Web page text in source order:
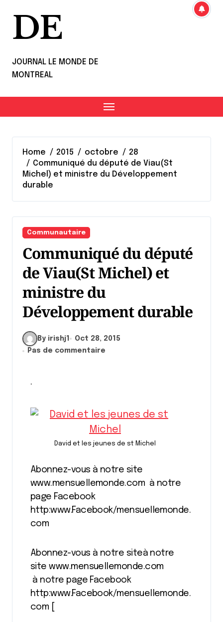
DE
JOURNAL LE MONDE DE
MONTREAL
Home 2015 octobre
28
Communiqué du député de Viau(St
Michel) et ministre du Développement
durable
Communautaire
Communiqué du député
de Viau(St Michel) et
ministre du
Développement durable
By irishj1
Oct 28, 2015
Pas de commentaire
.
David et les jeunes de st Michel
Abonnez-vous à notre site
www.mensuellemonde.com à notre
page Facebook
http:www.Facebook/mensuellemonde.
com
Abonnez-vous à notre siteà notre
site www.mensuellemonde.com
à notre page Facebook
http:www.Facebook/mensuellemonde.
com [